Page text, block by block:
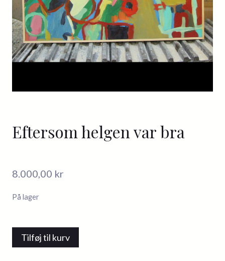
Eftersom helgen var bra
8.000,00 kr
På lager
helgen
Tilføj til kurv